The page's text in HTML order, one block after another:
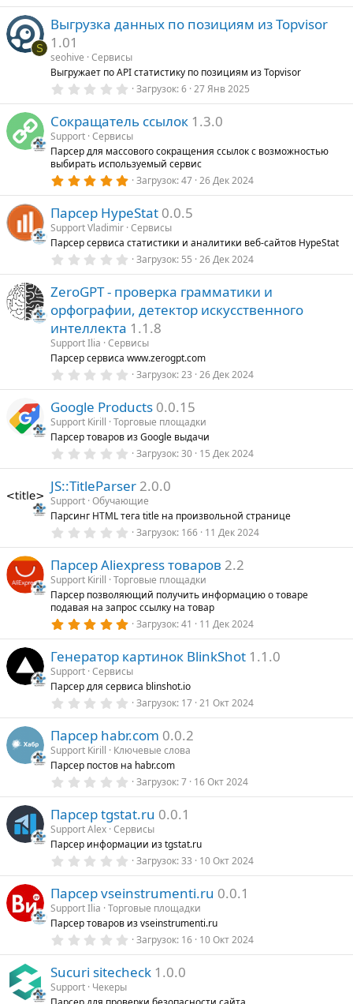
0
ё
з
д
S
Выгрузка данных по позициям из Topvisor
1.01
seohive Сервисы
Выгружает по API статистику по позициям из Topvisor
0
0
з
в
ё
з
д
Загрузок 6 27 Янв 2025
Сокращатель ссылок 1.3.0
Support Сервисы
Парсер для массового сокращения ссылок с возможностью
выбирать используемый сервис
5
0
з
в
ё
з
Загрузок 47 26 Дек 2024
Парсер HypeStat 0.0.5
Support Vladimir Сервисы
Парсер сервиса статистики и аналитики веб-сайтов HypeStat
0
0
в
ё
з
д
Загрузок 55 26 Дек 2024
ZeroGPT - проверка грамматики и
орфографии, детектор искусственного
интеллекта 1.1.8
Support Ilia Сервисы
Парсер сервиса www.zerogpt.com
0
0
з
в
ё
з
Загрузок 23 26 Дек 2024
Google Products 0.0.15
Support Kirill Торговые площадки
Парсер товаров из Google выдачи
0
0
з
в
ё
з
Загрузок 30 15 Дек 2024
JS::TitleParser 2.0.0
Support Обучающие
Парсинг HTML тега title на произвольной странице
0
0
з
в
ё
з
д
Загрузок 166 11 Дек 2024
Парсер Aliexpress товаров 2.2
Support Kirill Торговые площадки
Парсер позволяющий получить информацию о товаре
подавая на запрос ссылку на товар
5
0
з
в
ё
з
Загрузок 41 11 Дек 2024
Генератор картинок BlinkShot 1.1.0
Support Сервисы
Парсер для сервиса blinshot.io
0
0
з
в
ё
з
Загрузок 17 21 Окт 2024
Парсер habr.com 0.0.2
Support Kirill
Ключевые слова
Парсер постов на habr.com
0
0
з
в
ё
з
Загрузок 7 16 Окт 2024
Парсер tgstat.ru 0.0.1
Support Alex Сервисы
Парсер информации из tgstat.ru
0
0
з
в
ё
з
Загрузок 33 10 Окт 2024
Парсер vseinstrumenti.ru 0.0.1
Support Ilia Торговые площадки
Парсер товаров из vseinstrumenti.ru
0
0
Загрузок 16 10 Окт 2024
Sucuri sitecheck 1.0.0
Support Чекеры